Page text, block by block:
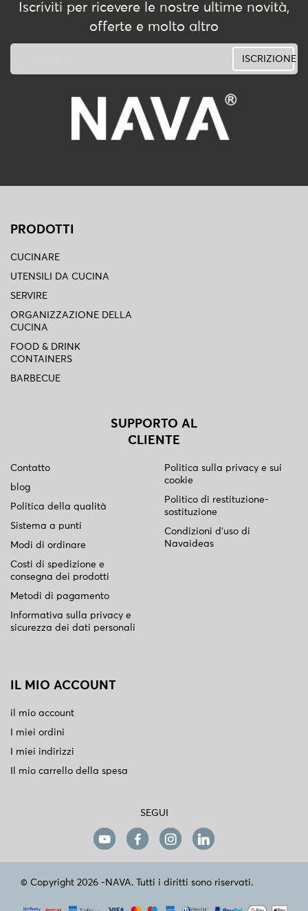
Iscriviti per ricevere le nostre ultime novità,
offerte e molto altro
ISCRIZIONE
PRODOTTI
CUCINARE
UTENSILI DA CUCINA
SERVIRE
ORGANIZZAZIONE DELLA
CUCINA
FOOD & DRINK
CONTAINERS
BARBECUE
SUPPORTO AL
CLIENTE
Contatto
blog
Politica della qualità
Sistema a punti
Modi di ordinare
Costi di spedizione e
consegna dei prodotti
Metodi di pagamento
Informativa sulla privacy e
sicurezza dei dati personali
Politica sulla privacy e sui
cookie
Politico di restituzione-
sostituzione
Condizioni d'uso di
Navaideas
IL MIO ACCOUNT
il mio account
I miei ordini
I miei indirizzi
Il mio carrello della spesa
SEGUI
© Copyright 2026 -NAVA. Tutti i diritti sono riservati.